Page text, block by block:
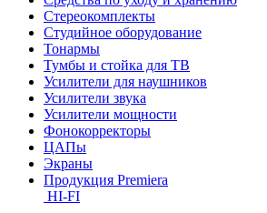
Стереокомплекты
Студийное оборудование
Тонармы
Тумбы и стойка для ТВ
Усилители для наушников
Усилители звука
Усилители мощности
Фонокорректоры
ЦАПы
Экраны
Продукция Premiera
HI-FI